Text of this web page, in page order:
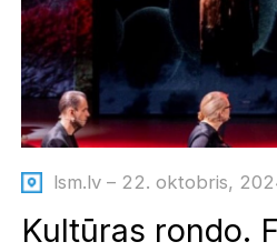
lsm.lv – 22. oktobris,
Kultūras rondo.